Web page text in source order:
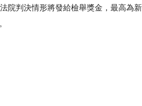
判決情形將發給檢舉獎金，最高為
金。